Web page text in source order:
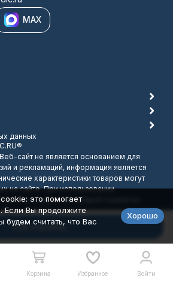
В корзину
Корзина Избранное Войти
MAX
данных
сайт не является основанием для
и рекламаций, информация является
характеристики товаров могут
на сайте. При использовании
указание прямой ссылки на
это помогает
Если Вы продолжите
будем считать, что Вас
Хорошо